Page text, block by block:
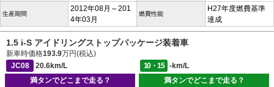
生産期間
2012年08月～201
4年03月
燃費性能
H27年度燃費基準
達成
1.5 i-S アイドリングストップパッケージ装着車
新車時価格193.9万円(税込)
JC08
20.6km/L 10・15
-km/L
満タンでどこまで走る？
満タンでどこまで走る？